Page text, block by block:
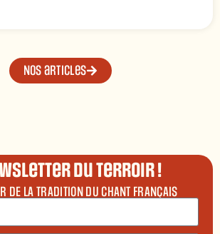
Nos articles
du terroir !
DE LA TRADITION DU CHANT FRANÇAIS